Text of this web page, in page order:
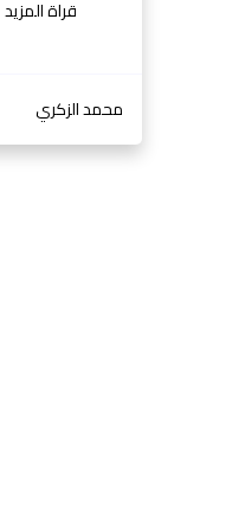
قراة المزيد
محمد الزكري